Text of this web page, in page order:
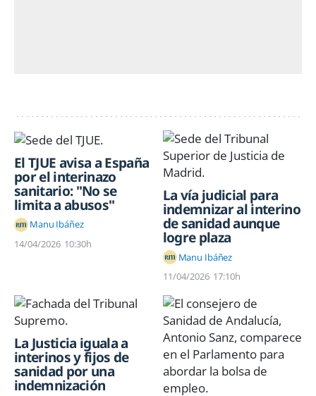
El TJUE avisa a España
por el interinazo
sanitario: "No se
limita a abusos"
Manu Ibáñez
14/04/2026 10:30h
La vía judicial para
indemnizar al interino
de sanidad aunque
logre plaza
Manu Ibáñez
11/04/2026 17:10h
La Justicia iguala a
interinos y fijos de
sanidad por una
indemnización